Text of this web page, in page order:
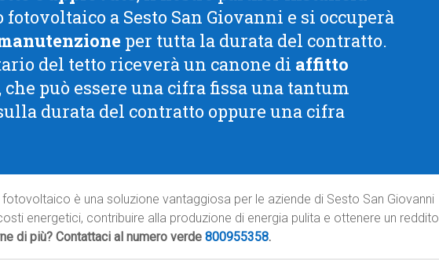
fotovoltaico a Sesto San Giovanni e si occuperà
per tutta la durata del contratto.
del tetto riceverà un canone di affitto
, che può essere una cifra fissa una tantum
durata del contratto oppure una cifra
è una soluzione vantaggiosa per le aziende di Sesto San Giovanni
energetici, contribuire alla produzione di energia pulita e ottenere un reddito
di più? Contattaci al numero verde 800955358.